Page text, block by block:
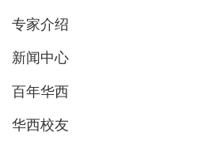
专家介绍
新闻中心
百年华西
华西校友